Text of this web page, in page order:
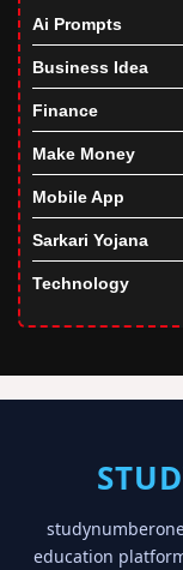
Ai Prompts
Business Idea
Finance
Make Money
Mobile App
Sarkari Yojana
Technology
education